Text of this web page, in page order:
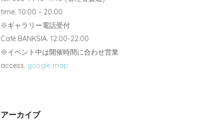
time. 10:00 – 20:00
※ギャラリー電話受付
Café BANKSIA. 12:00-22:00
※イベント中は開催時間に合わせ営業
access. google map
アーカイブ